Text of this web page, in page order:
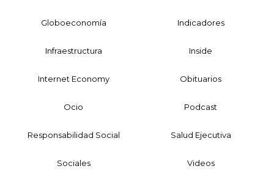
Globoeconomía Indicadores
Infraestructura Inside
Internet Economy Obituarios
Ocio Podcast
Responsabilidad Social Salud Ejecutiva
Sociales Videos